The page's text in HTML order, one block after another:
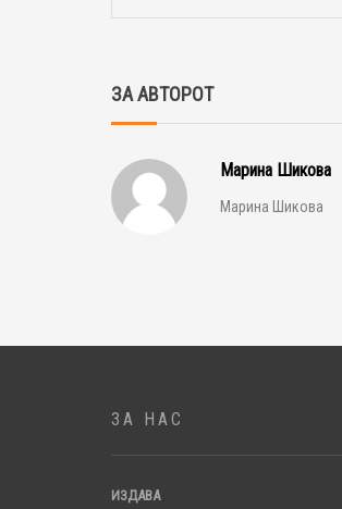
ЗА АВТОРОТ
Марина Шикова
Марина Шикова
ЗА НАС
ИЗДАВА